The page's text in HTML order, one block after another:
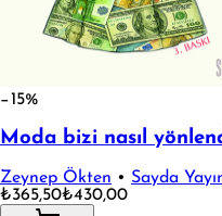
−15%
Moda bizi nasıl
Zeynep Ökten • Sayda
₺365,50₺430,00